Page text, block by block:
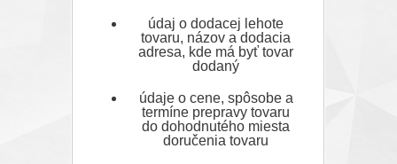
údaj o dodacej lehote
tovaru, názov a dodacia
adresa, kde má byť tovar
dodaný
údaje o cene, spôsobe a
termíne prepravy tovaru
do dohodnutého miesta
doručenia tovaru